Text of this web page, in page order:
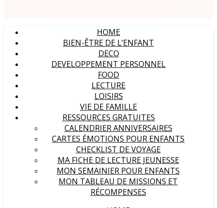
HOME
BIEN-ÊTRE DE L’ENFANT
DECO
DEVELOPPEMENT PERSONNEL
FOOD
LECTURE
LOISIRS
VIE DE FAMILLE
RESSOURCES GRATUITES
CALENDRIER ANNIVERSAIRES
CARTES ÉMOTIONS POUR ENFANTS
CHECKLIST DE VOYAGE
MA FICHE DE LECTURE JEUNESSE
MON SEMAINIER POUR ENFANTS
MON TABLEAU DE MISSIONS ET
RÉCOMPENSES